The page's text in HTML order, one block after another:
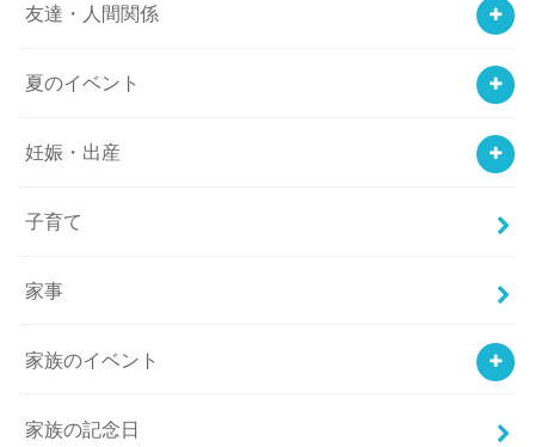
友達・人間関係
夏のイベント
妊娠・出産
子育て
家事
家族のイベント
家族の記念日